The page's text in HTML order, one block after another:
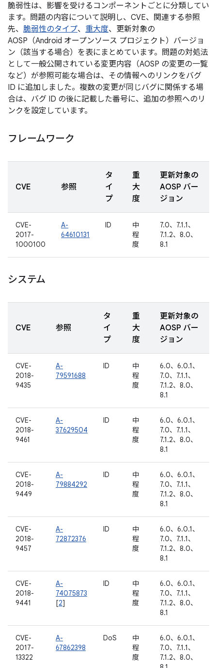
脆弱性は、影響を受けるコンポーネントごとに分類してい
ます。問題の内容について説明し、CVE、関連する参照
先、 脆弱性のタイプ、 重大度、更新対象の
AOSP（Android オープンソース プロジェクト）バージョ
ン（該当する場合）を表にまとめています。問題の対処法
として一般公開されている変更内容（AOSP の変更の一覧
など）が参照可能な場合は、その情報へのリンクをバグ
ID に追加しました。複数の変更が同じバグに関係する場
合は、バグ ID の後に記載した番号に、追加の参照へのリ
ンクを設定しています。
フレームワーク
CVE 参照
タ
イ
プ
重
大
度
更新対象の
AOSP バー
ジョン
CVE-
2017-
1000100
A-
64610131
ID
中
程
度
7.0、7.1.1、
7.1.2、8.0、
8.1
システム
CVE 参照
タ
イ
プ
重
大
度
更新対象の
AOSP バー
ジョン
CVE-
2018-
9435
A-
79591688
ID
中
程
度
6.0、6.0.1、
7.0、7.1.1、
7.1.2、8.0、
8.1
CVE-
2018-
9461
A-
37629504
ID
中
程
度
6.0、6.0.1、
7.0、7.1.1、
7.1.2、8.0、
8.1
CVE-
2018-
9449
A-
79884292
ID
中
程
度
6.0、6.0.1、
7.0、7.1.1、
7.1.2、8.0、
8.1
CVE-
2018-
9457
A-
72872376
ID
中
程
度
6.0、6.0.1、
7.0、7.1.1、
7.1.2、8.0、
8.1
CVE-
2018-
9441
A-
74075873
[2]
ID
中
程
度
6.0、6.0.1、
7.0、7.1.1、
7.1.2、8.0、
8.1
CVE-
2017-
13322
A-
67862398
DoS
中
程
度
6.0、6.0.1、
7.0、7.1.1、
7.1.2、8.0、